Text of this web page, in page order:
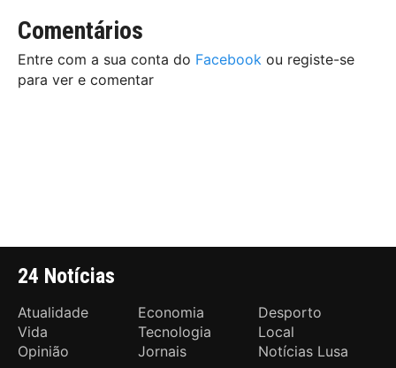
Comentários
Entre com a sua conta do Facebook ou registe-se
para ver e comentar
24 Notícias
Atualidade Economia
Desporto
Vida
Tecnologia
Local
Opinião
Jornais Notícias Lusa